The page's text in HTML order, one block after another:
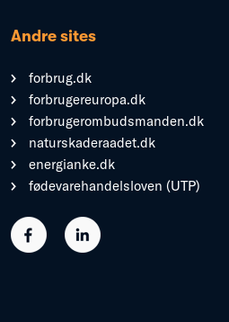
Andre sites
forbrug.dk
forbrugereuropa.dk
forbrugerombudsmanden.dk
naturskaderaadet.dk
energianke.dk
fødevarehandelsloven (UTP)